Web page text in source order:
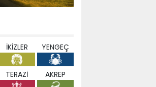
İKİZLER YENGEÇ
TERAZİ AKREP